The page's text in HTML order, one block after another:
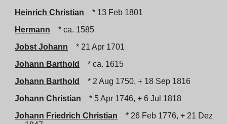
Heinrich Christian
* 13 Feb 1801
Hermann
* ca. 1585
Jobst Johann
* 21 Apr 1701
Johann Barthold
* ca. 1615
Johann Barthold
* 2 Aug 1750, + 18 Sep 1816
Johann Christian
* 5 Apr 1746, + 6 Jul 1818
Johann Friedrich Christian
* 26 Feb 1776, + 21 Dez